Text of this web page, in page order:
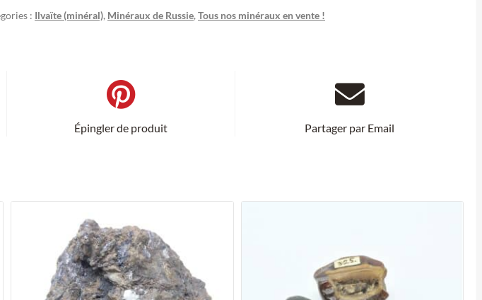
: Ilvaïte (minéral), Minéraux de Russie, Tous nos minéraux en vente !
Épingler de produit Partager par Email